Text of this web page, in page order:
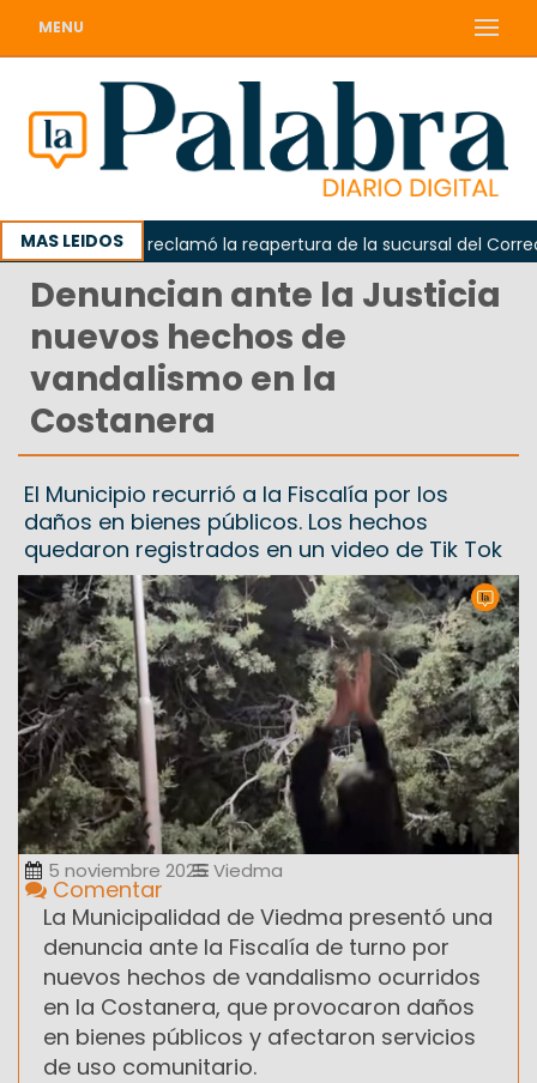
MENU
MAS LEIDOS
Odarda reclamó la reapertura de la sucursal del Correo
Denuncian ante la Justicia
nuevos hechos de
vandalismo en la
Costanera
El Municipio recurrió a la Fiscalía por los
daños en bienes públicos. Los hechos
quedaron registrados en un video de Tik Tok
5 noviembre 2025 Viedma
Comentar
La Municipalidad de Viedma presentó una
denuncia ante la Fiscalía de turno por
nuevos hechos de vandalismo ocurridos
en la Costanera, que provocaron daños
en bienes públicos y afectaron servicios
de uso comunitario.